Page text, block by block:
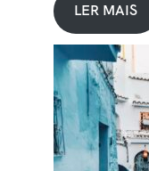
LER MAIS